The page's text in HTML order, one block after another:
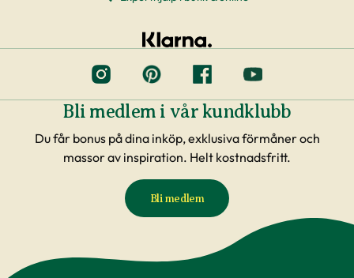
Bli medlem i vår kundklubb
Du får bonus på dina inköp, exklusiva förmåner och
massor av inspiration. Helt kostnadsfritt.
Bli medlem